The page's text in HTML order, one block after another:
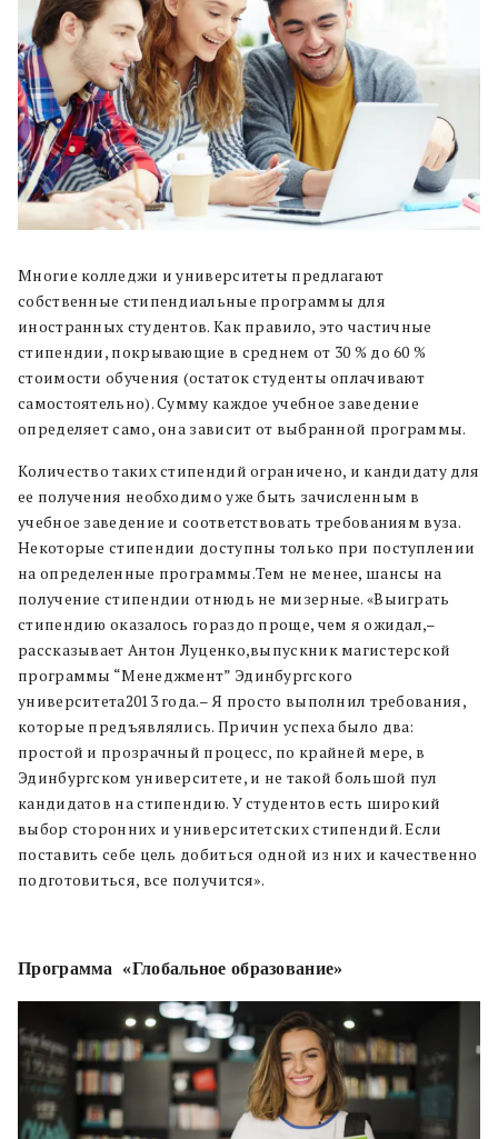
Многие колледжи и университеты предлагают
собственные стипендиальные программы для
иностранных студентов. Как правило, это частичные
стипендии, покрывающие в среднем от 30 % до 60 %
стоимости обучения (остаток студенты оплачивают
самостоятельно). Сумму каждое учебное заведение
определяет само, она зависит от выбранной программы.
Количество таких стипендий ограничено, и кандидату для
ее получения необходимо уже быть зачисленным в
учебное заведение и соответствовать требованиям вуза.
Некоторые стипендии доступны только при поступлении
на определенные программы.Тем не менее, шансы на
получение стипендии отнюдь не мизерные. «Выиграть
стипендию оказалось гораздо проще, чем я ожидал,–
рассказывает Антон Луценко,выпускник магистерской
программы “Менеджмент” Эдинбургского
университета2013 года.– Я просто выполнил требования,
которые предъявлялись. Причин успеха было два:
простой и прозрачный процесс, по крайней мере, в
Эдинбургском университете, и не такой большой пул
кандидатов на стипендию. У студентов есть широкий
выбор сторонних и университетских стипендий. Если
поставить себе цель добиться одной из них и качественно
подготовиться, все получится».
Программа «Глобальное образование»